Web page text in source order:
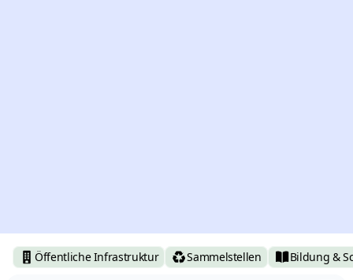
Öffentliche Infrastruktur Sammelstellen Bildung &